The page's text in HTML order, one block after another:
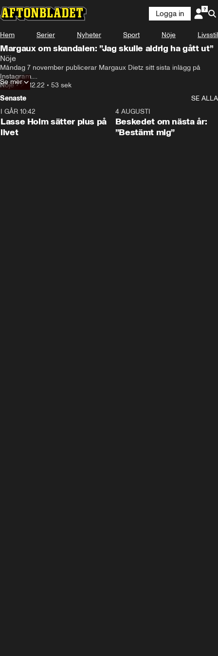
Jag trodde verkligen det var min bästa kompis.
Logga in
Hem Serier Nyheter Sport Nöje Livsstil
Margaux om skandalen: ”Jag skulle aldrig ha gått ut”
Nöje
Måndag 7 november publicerar Margaux Dietz sitt sista inlägg på
Instagram.
Under sju veckor har det sedan varit helt tyst – tills nu. SVT Edit har
fått följa
henne mitt i drevet efter hennes karriärs största skandal. För första
gången
berättar hon om vad som ledde fram till publiceringen och om de stora
konsekvenserna.
Nöje•23.12.22 • 53 sek
Se mer
Senaste
SE ALLA
I GÅR 10:42
Lasse Holm sätter plus på
livet
4 AUGUSTI
Beskedet om nästa år:
”Bestämt mig”